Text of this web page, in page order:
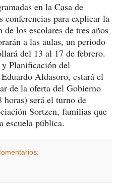
en la Casa de
para explicar la
los escolares de tres años
a las aulas, un periodo
del 13 al 17 de febrero.
del
Aldasoro, estará el
de la oferta del Gobierno
horas) será el turno de
Sortzen, familias que
escuela pública.